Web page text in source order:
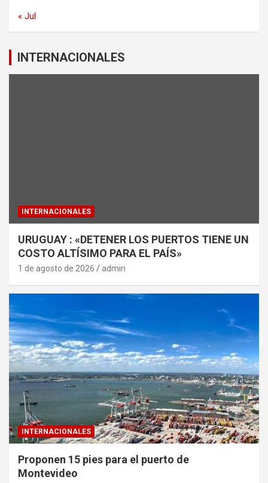
« Jul
INTERNACIONALES
INTERNACIONALES
URUGUAY : «DETENER LOS PUERTOS TIENE UN
COSTO ALTÍSIMO PARA EL PAÍS»
1 de agosto de 2026 admin
INTERNACIONALES
Proponen 15 pies para el puerto de
Montevideo